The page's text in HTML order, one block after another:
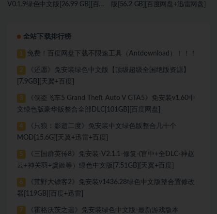
V0.1.9绿色中文版[26.99 GB][百度
版[56.2 GB][百度网盘+迅雷网盘]
全站下载排行榜
1 免费！百度网盘下载不限速工具（Antdownload）！！！
2
《还愿》免安装绿色中文版【顶级超级全国绝版资源】
[7.9GB][天翼+百度]
3
《侠盗飞车5 Grand Theft Auto V GTA5》免安装v1.60中
文绿色版豪华版整合全部DLC[101GB][百度网盘]
4
《只狼：影逝二度》免安装中文绿色版整合几十个
MOD[15.6G][天翼+迅雷+百度]
5
《三国群英传8》免安装-V2.1.1-修复-(官中+全DLC-神赵
云+神关羽+虞姬等）绿色中文版[7.51GB][天翼+百度]
6
《荒野大镖客2》免安装v1436.28绿色中文版整合置修改
器[119GB][百度+迅雷]
7
《霍格沃茨之遗》免安装绿色中文版-最新游戏版本